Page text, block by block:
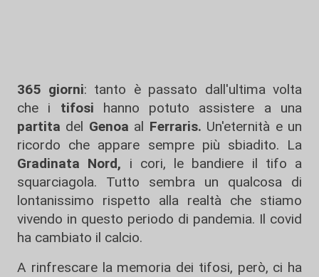
365 giorni: tanto è passato dall'ultima volta
che i tifosi hanno potuto assistere a una
partita del Genoa al Ferraris. Un'eternità e un
ricordo che appare sempre più sbiadito. La
Gradinata Nord, i cori, le bandiere il tifo a
squarciagola. Tutto sembra un qualcosa di
lontanissimo rispetto alla realtà che stiamo
vivendo in questo periodo di pandemia. Il covid
ha cambiato il calcio.
A rinfrescare la memoria dei tifosi, però, ci ha